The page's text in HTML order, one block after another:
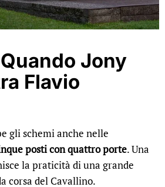
Jony
Flavio
gli schemi anche nelle
posti con quattro porte. Una
la praticità di una grande
corsa del Cavallino.